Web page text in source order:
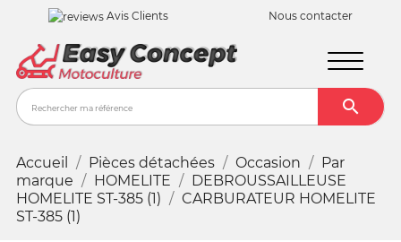
Avis Clients Nous contacter

Accueil Pièces détachées Occasion
Par
marque
HOMELITE
DEBROUSSAILLEUSE
HOMELITE ST-385 (1)
CARBURATEUR HOMELITE
ST-385 (1)